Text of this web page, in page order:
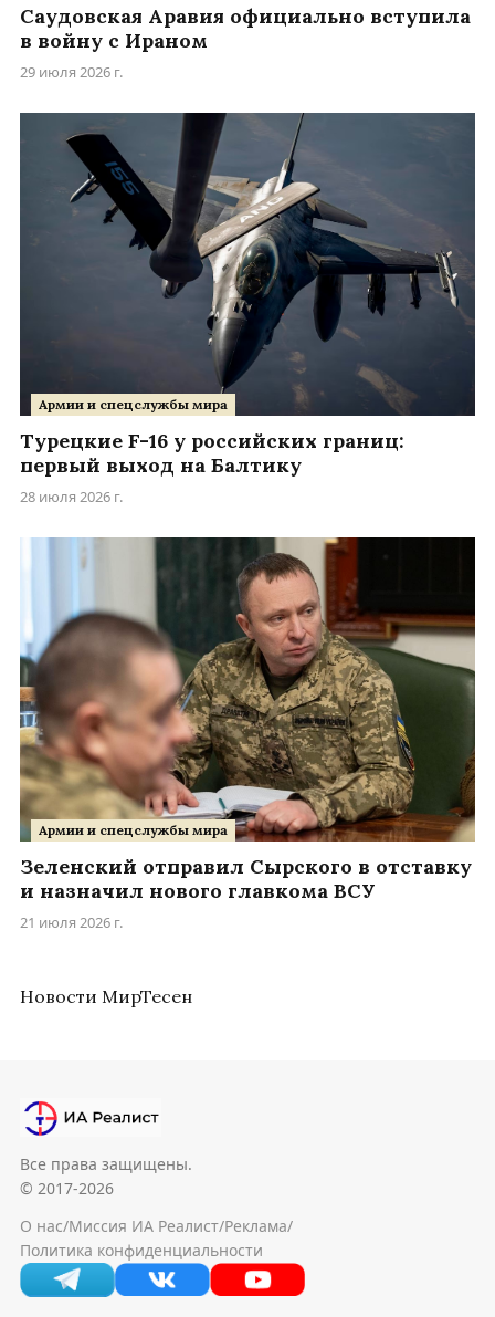
Саудовская Аравия официально вступила
в войну с Ираном
29 июля 2026 г.
Армии и спецслужбы мира
Турецкие F-16 у российских границ:
первый выход на Балтику
28 июля 2026 г.
Армии и спецслужбы мира
Зеленский отправил Сырского в отставку
и назначил нового главкома ВСУ
21 июля 2026 г.
Новости МирТесен
Все права защищены.
© 2017-2026
О нас/Миссия ИА Реалист/Реклама/
Политика конфиденциальности